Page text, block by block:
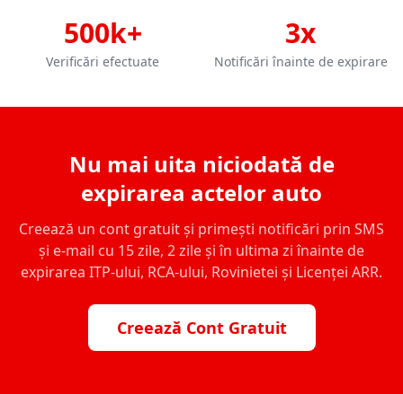
500k+
Verificări efectuate
3x
Notificări înainte de expirare
Nu mai uita niciodată de
expirarea actelor auto
Creează un cont gratuit și primești notificări prin SMS
și e-mail cu 15 zile, 2 zile și în ultima zi înainte de
expirarea ITP-ului, RCA-ului, Rovinietei și Licenței ARR.
Creează Cont Gratuit